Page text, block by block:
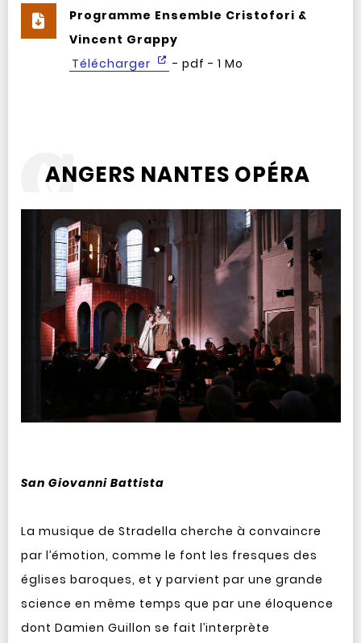
Programme Ensemble Cristofori &
Vincent Grappy
Télécharger
- pdf - 1 Mo
ANGERS NANTES OPÉRA
San Giovanni Battista
La musique de Stradella cherche à convaincre
par l’émotion, comme le font les fresques des
églises baroques, et y parvient par une grande
science en même temps que par une éloquence
dont Damien Guillon se fait l’interprète